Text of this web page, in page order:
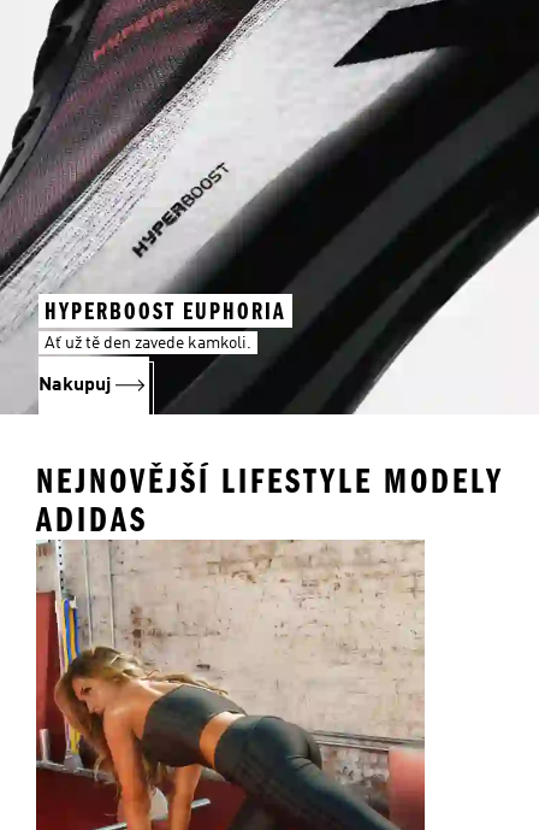
HYPERBOOST EUPHORIA
Ať už tě den zavede kamkoli.
Nakupuj
NEJNOVĚJŠÍ LIFESTYLE MODELY
ADIDAS